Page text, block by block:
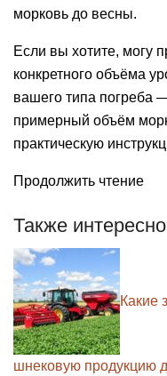
морковь до весны.
Если вы хотите, могу
конкретного объёма
вашего типа погреба
примерный объём
практическую
Продолжить чтение
Также
Какие
шнековую продукцию